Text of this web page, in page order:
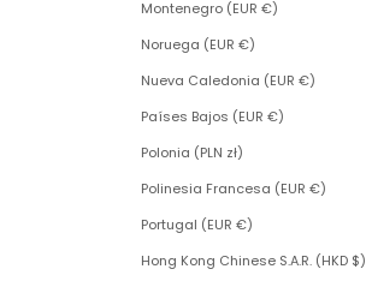
Montenegro (EUR €)
Noruega (EUR €)
Nueva Caledonia (EUR €)
Países Bajos (EUR €)
Polonia (PLN zł)
Polinesia Francesa (EUR €)
Portugal (EUR €)
Hong Kong Chinese S.A.R. (HKD $)